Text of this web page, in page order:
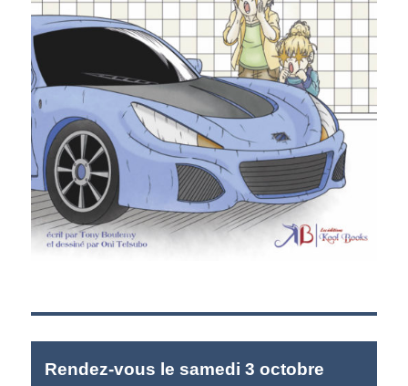
Rendez-vous le samedi 3 octobre